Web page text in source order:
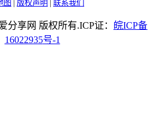
图 | 版权声明 | 联系我们
分享网 版权所有.ICP证： 皖ICP备
16022935号-1